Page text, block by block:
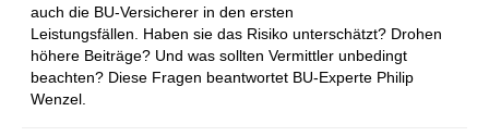
auch die BU-Versicherer in den ersten
Leistungsfällen. Haben sie das Risiko unterschätzt? Drohen
höhere Beiträge? Und was sollten Vermittler unbedingt
beachten? Diese Fragen beantwortet BU-Experte Philip
Wenzel.